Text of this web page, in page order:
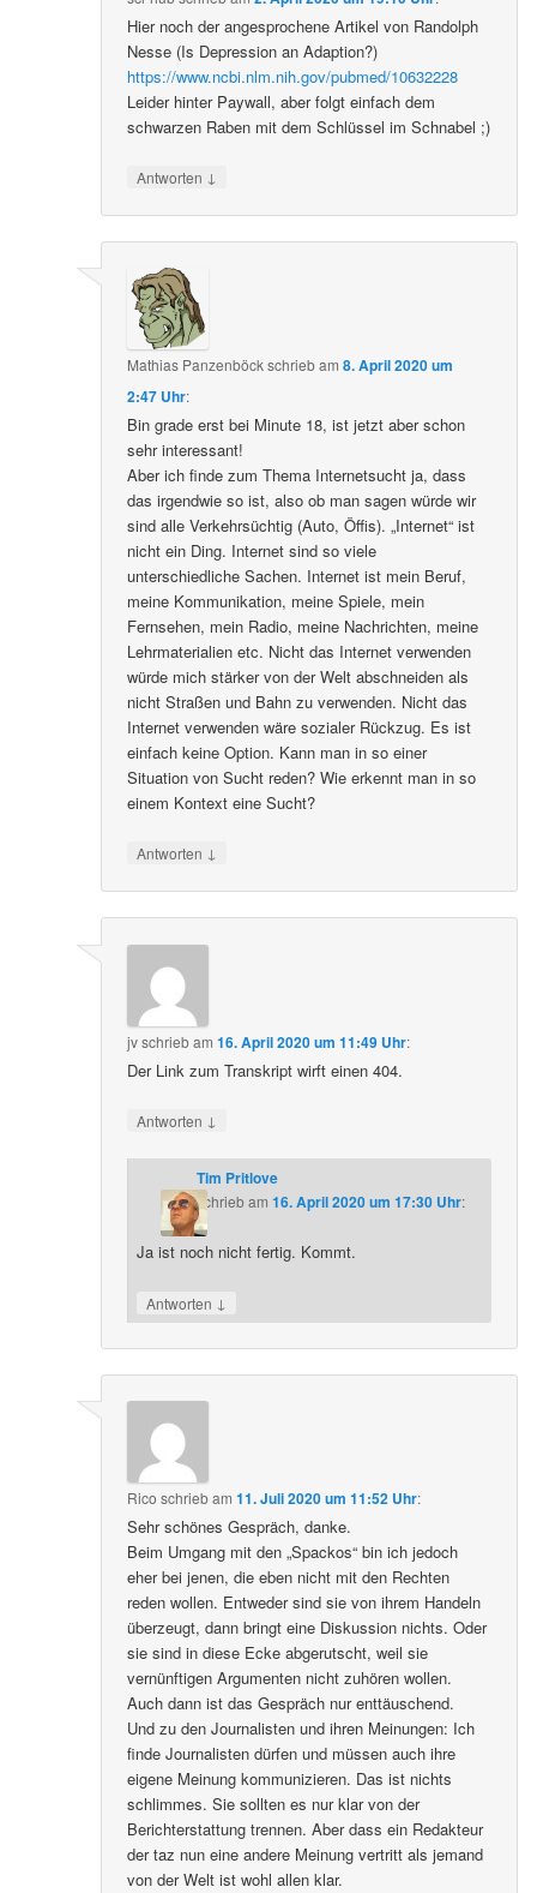
Hier noch der angesprochene Artikel von Randolph
Nesse (Is Depression an Adaption?)
https://www.ncbi.nlm.nih.gov/pubmed/10632228
Leider hinter Paywall, aber folgt einfach dem
schwarzen Raben mit dem Schlüssel im Schnabel ;)
Antworten ↓
Mathias Panzenböckschriebam8. April 2020 um
2:47 Uhr:
Bin grade erst bei Minute 18, ist jetzt aber schon
sehr interessant!
Aber ich finde zum Thema Internetsucht ja, dass
das irgendwie so ist, also ob man sagen würde wir
sind alle Verkehrsüchtig (Auto, Öffis). „Internet“ ist
nicht ein Ding. Internet sind so viele
unterschiedliche Sachen. Internet ist mein Beruf,
meine Kommunikation, meine Spiele, mein
Fernsehen, mein Radio, meine Nachrichten, meine
Lehrmaterialien etc. Nicht das Internet verwenden
würde mich stärker von der Welt abschneiden als
nicht Straßen und Bahn zu verwenden. Nicht das
Internet verwenden wäre sozialer Rückzug. Es ist
einfach keine Option. Kann man in so einer
Situation von Sucht reden? Wie erkennt man in so
einem Kontext eine Sucht?
Antworten ↓
jvschriebam16. April 2020 um 11:49 Uhr:
Der Link zum Transkript wirft einen 404.
Antworten ↓
Tim Pritlove
schriebam 16. April 2020 um 17:30 Uhr:
Ja ist noch nicht fertig. Kommt.
Antworten ↓
Rico schriebam11. Juli 2020 um 11:52 Uhr:
Sehr schönes Gespräch, danke.
Beim Umgang mit den „Spackos“ bin ich jedoch
eher bei jenen, die eben nicht mit den Rechten
reden wollen. Entweder sind sie von ihrem Handeln
überzeugt, dann bringt eine Diskussion nichts. Oder
sie sind in diese Ecke abgerutscht, weil sie
vernünftigen Argumenten nicht zuhören wollen.
Auch dann ist das Gespräch nur enttäuschend.
Und zu den Journalisten und ihren Meinungen: Ich
finde Journalisten dürfen und müssen auch ihre
eigene Meinung kommunizieren. Das ist nichts
schlimmes. Sie sollten es nur klar von der
Berichterstattung trennen. Aber dass ein Redakteur
der taz nun eine andere Meinung vertritt als jemand
von der Welt ist wohl allen klar.